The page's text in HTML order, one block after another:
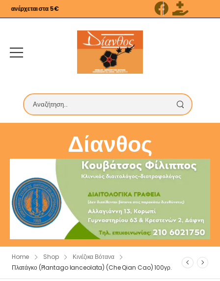
στα 5€
Δίανθος
Home Shop
Κινέζικα Βότανα
Πλατάγκο (Plantago lanceolata) (Che Qian Cao) 100γρ.